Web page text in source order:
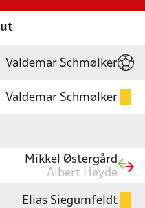
Valdemar Schmølker
Valdemar Schmølker
Mikkel Østergård
Albert Heyde
Elias Siegumfeldt